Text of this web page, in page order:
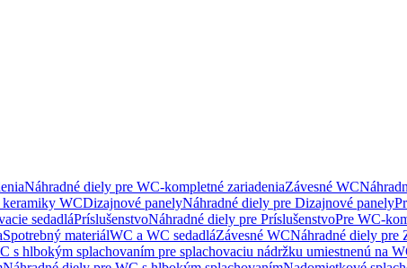
Náhradné diely pre WC-kompletné zariadeniaZávesné WC
keramiky WCDizajnové panelyNáhradné diely pre Dizajnové panely
sedadláPríslušenstvoNáhradné diely pre PríslušenstvoPre WC-
Spotrebný materiálWC a WC sedadláZávesné WCNáhradné diely pre
s hlbokým splachovaním pre splachovaciu nádržku umiestnenú na